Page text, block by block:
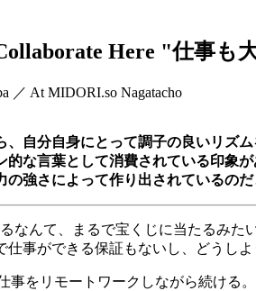
Here "仕事も
／ At MIDORI.so Nagatacho
自分自身にとって調子の良いリズ
な言葉として消費されている印象
強さによって作り出されているのだ
なんて、まるで宝くじに当たるみ
事ができる保証もないし、どうし
事をリモートワークしながら続ける。